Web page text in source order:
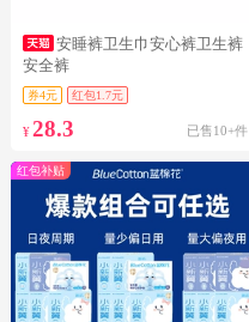
安睡裤卫生巾安心裤卫生裤
安全裤
券4元 红包1.7元
¥ 28.3 已售10+件
红包补贴